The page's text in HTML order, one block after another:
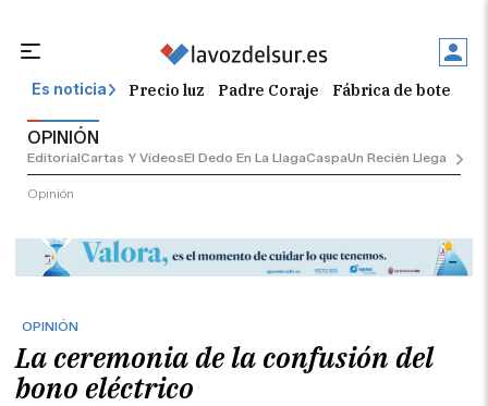
Es noticia Precio luz Padre Coraje Fábrica de botellas
OPINIÓN
EditorialCartas Y VídeosEl Dedo En La LlagaCaspaUn Recién Llegado
Opinión
OPINIÓN
La ceremonia de la confusión del
bono eléctrico